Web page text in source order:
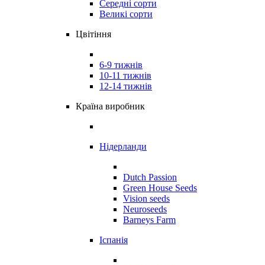
Середні сорти
Великі сорти
Цвітіння
6-9 тижнів
10-11 тижнів
12-14 тижнів
Країна виробник
Нідерланди
Dutch Passion
Green House Seeds
Vision seeds
Neuroseeds
Barneys Farm
Іспанія